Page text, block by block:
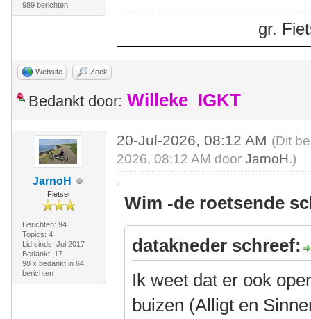
989 berichten
gr.
Website Zoek
Bedankt door: Willeke_IGKT
JarnoH
Fietser
Berichten: 94
Topics: 4
Lid sinds: Jul 2017
Bedankt: 17
98 x bedankt in 64
berichten
20-Jul-2026, 08:12 AM (Dit
2026, 08:12 AM doorJarnoH.)
Wim -de roetsende
datakneder schreef:
Ik weet dat er ook
buizen (Alligt en